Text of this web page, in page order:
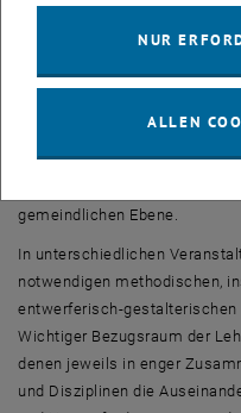
Hinsichtlich der
Forschungsbereich Örtliche
Erfassung und Verarbeitung
deren Bewertung bis hin zum
gemeindlichen Ebene.
In unterschiedlichen
notwendigen methodischen,
entwerferisch-
Wichtiger Bezugsraum der
denen jeweils in enger
und Disziplinen die
NUR
ALLEN